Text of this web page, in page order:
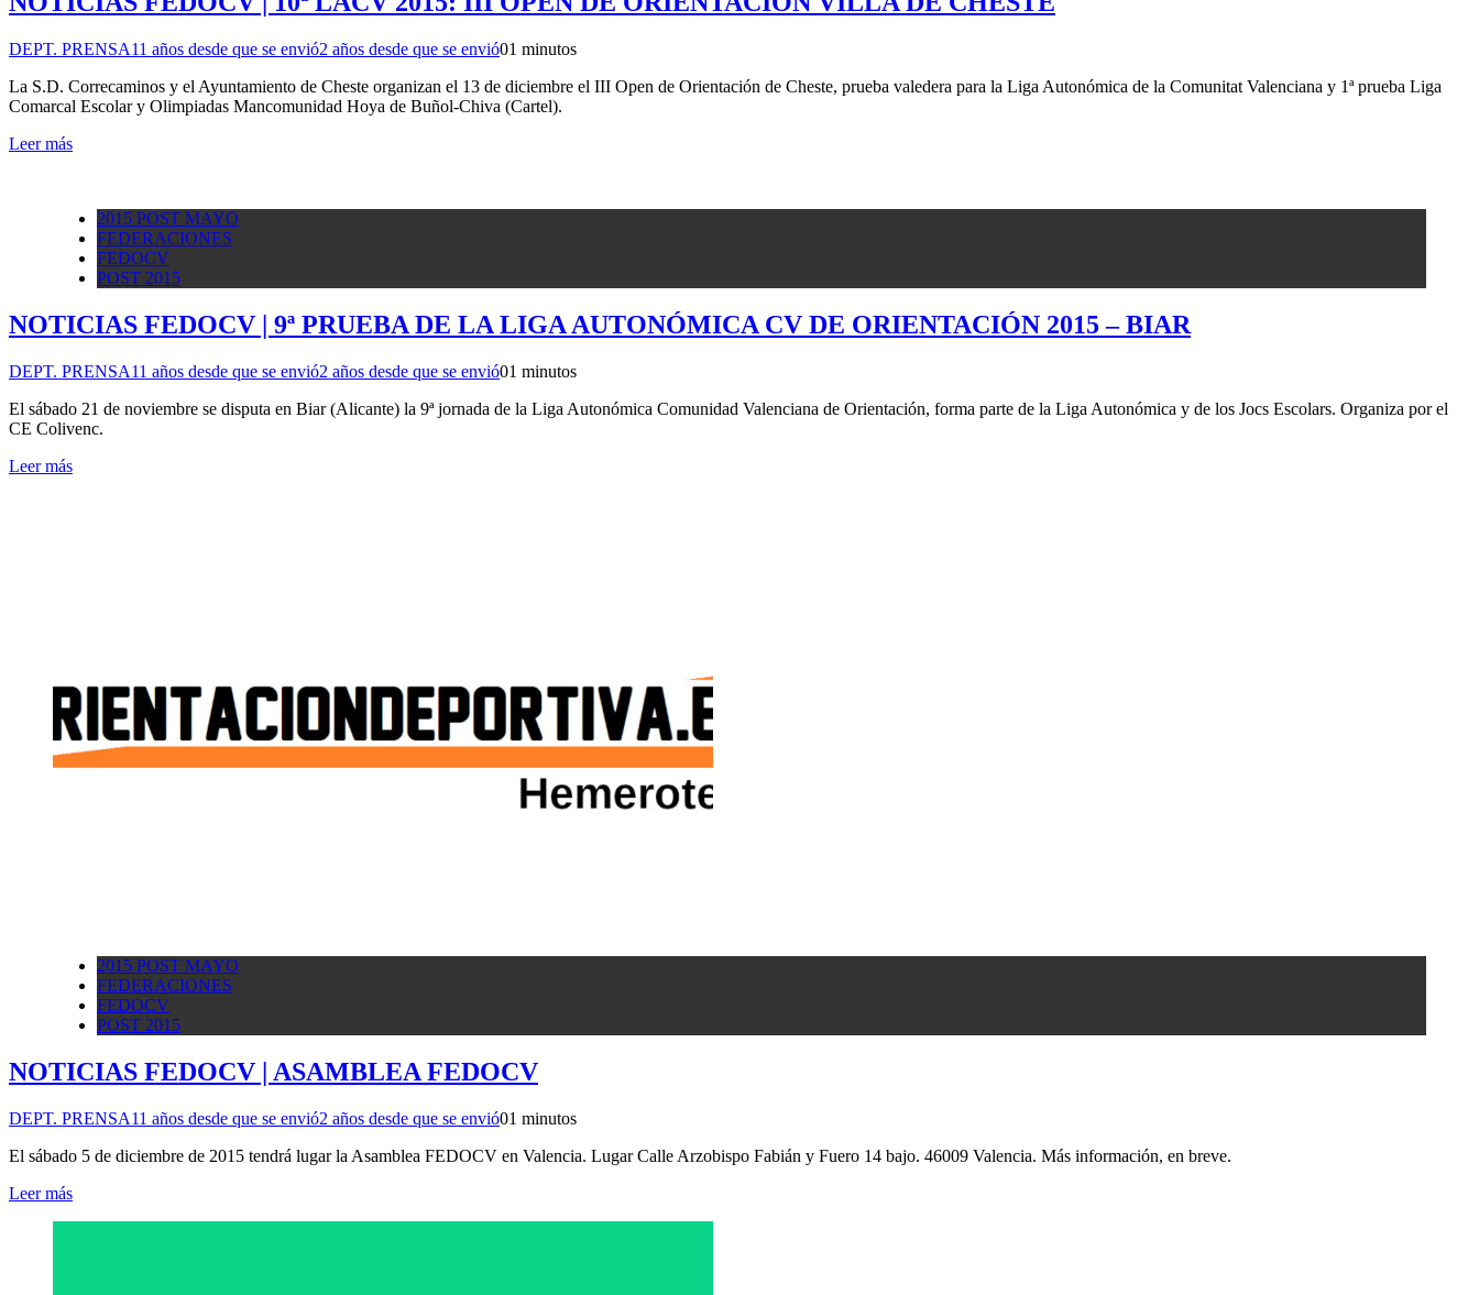
DEPT. PRENSA11 años desde que se envió2 años desde que se envió01 minutos
La S.D. Correcaminos y el Ayuntamiento de Cheste organizan el 13 de diciembre el III Open de Orientación de Cheste, prueba valedera para la Liga Autonómica de la Comunitat Valenciana y 1ª prueba Liga
Comarcal Escolar y Olimpiadas Mancomunidad Hoya de Buñol-Chiva (Cartel).
Leer más
2015 POST MAYO
FEDERACIONES
FEDOCV
POST 2015
NOTICIAS FEDOCV | 9ª PRUEBA DE LA LIGA AUTONÓMICA CV DE ORIENTACIÓN 2015 – BIAR
DEPT. PRENSA11 años desde que se envió2 años desde que se envió01 minutos
El sábado 21 de noviembre se disputa en Biar (Alicante) la 9ª jornada de la Liga Autonómica Comunidad Valenciana de Orientación, forma parte de la Liga Autonómica y de los Jocs Escolars. Organiza por el
CE Colivenc.
Leer más
2015 POST MAYO
FEDERACIONES
FEDOCV
POST 2015
NOTICIAS FEDOCV | ASAMBLEA FEDOCV
DEPT. PRENSA11 años desde que se envió2 años desde que se envió01 minutos
El sábado 5 de diciembre de 2015 tendrá lugar la Asamblea FEDOCV en Valencia. Lugar Calle Arzobispo Fabián y Fuero 14 bajo. 46009 Valencia. Más información, en breve.
Leer más